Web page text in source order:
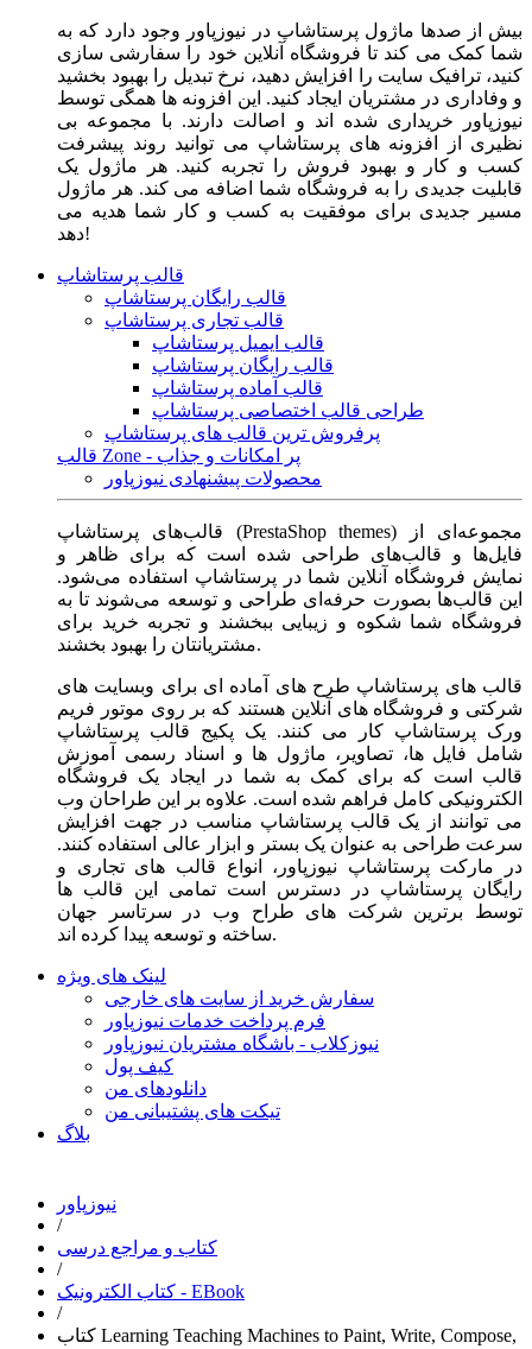
بیش از صدها ماژول پرستاشاپ در نیوزپاور وجود دارد که به
شما کمک می کند تا فروشگاه آنلاین خود را سفارشی سازی
کنید، ترافیک سایت را افزایش دهید، نرخ تبدیل را بهبود بخشید
و وفاداری در مشتریان ایجاد کنید. این افزونه ها همگی توسط
نیوزپاور خریداری شده اند و اصالت دارند. با مجموعه بی
نظیری از افزونه های پرستاشاپ می توانید روند پیشرفت
کسب و کار و بهبود فروش را تجربه کنید. هر ماژول یک
قابلیت جدیدی را به فروشگاه شما اضافه می کند. هر ماژول
مسیر جدیدی برای موفقیت به کسب و کار شما هدیه می
دهد!
قالب پرستاشاپ
قالب رایگان پرستاشاپ
قالب تجاری پرستاشاپ
قالب ایمیل پرستاشاپ
قالب رایگان پرستاشاپ
قالب آماده پرستاشاپ
طراحی قالب اختصاصی پرستاشاپ
پرفروش ترین قالب های پرستاشاپ
قالب Zone - پر امکانات و جذاب
محصولات پیشنهادی نیوزپاور
قالب‌های پرستاشاپ (PrestaShop themes) مجموعه‌ای از
فایل‌ها و قالب‌های طراحی شده است که برای ظاهر و
نمایش فروشگاه آنلاین شما در پرستاشاپ استفاده می‌شود.
این قالب‌ها بصورت حرفه‌ای طراحی و توسعه می‌شوند تا به
فروشگاه شما شکوه و زیبایی ببخشند و تجربه خرید برای
مشتریانتان را بهبود بخشند.
قالب های پرستاشاپ طرح های آماده ای برای وبسایت های
شرکتی و فروشگاه های آنلاین هستند که بر روی موتور فریم
ورک پرستاشاپ کار می کنند. یک پکیج قالب پرستاشاپ
شامل فایل ها، تصاویر، ماژول ها و اسناد رسمی آموزش
قالب است که برای کمک به شما در ایجاد یک فروشگاه
الکترونیکی کامل فراهم شده است. علاوه بر این طراحان وب
می توانند از یک قالب پرستاشاپ مناسب در جهت افزایش
سرعت طراحی به عنوان یک بستر و ابزار عالی استفاده کنند.
در مارکت پرستاشاپ نیوزپاور، انواع قالب های تجاری و
رایگان پرستاشاپ در دسترس است تمامی این قالب ها
توسط برترین شرکت های طراح وب در سرتاسر جهان
ساخته و توسعه پیدا کرده اند.
لینک های ویژه
سفارش خرید از سایت های خارجی
فرم پرداخت خدمات نیوزپاور
نیوزکلاب - باشگاه مشتریان نیوزپاور
کیف پول
دانلودهای من
تیکت های پشتیبانی من
بلاگ
نیوزپاور
/
کتاب و مراجع درسی
/
کتاب الکترونیک - EBook
/
کتاب Learning Teaching Machines to Paint, Write, Compose,